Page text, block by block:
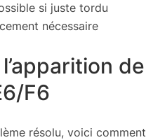
si juste tordu
nécessaire
de
F6
résolu, voici comment